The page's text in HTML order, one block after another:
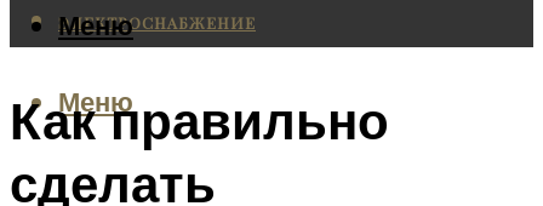
ЭЛЕКТРОСНАБЖЕНИЕ
Меню
Меню
Как правильно
сделать